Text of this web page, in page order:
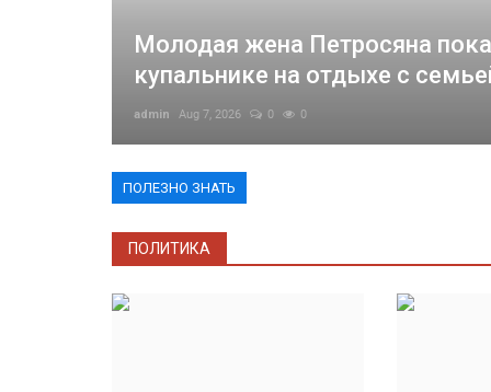
Молодая жена Петросяна
купальнике на отдыхе с
admin Aug 7, 2026 0 0
Авто
ПОЛЕЗНО ЗНАТЬ
ПОЛИТИКА